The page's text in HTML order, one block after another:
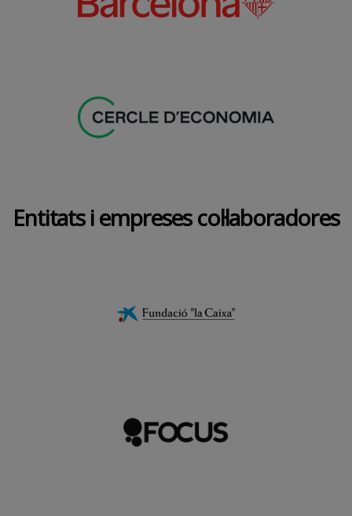
Entitats i empreses col·laboradores